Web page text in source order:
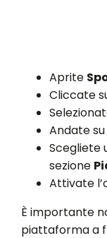
Aprite
Cliccate
Andate su
Scegliete
sezione
Attivate
È importante
piattaforma a